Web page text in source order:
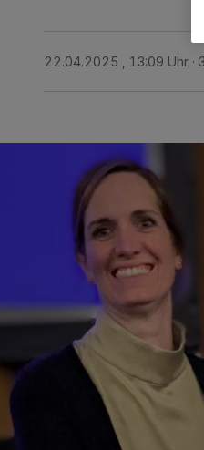
22.04.2025 , 13:09 Uhr